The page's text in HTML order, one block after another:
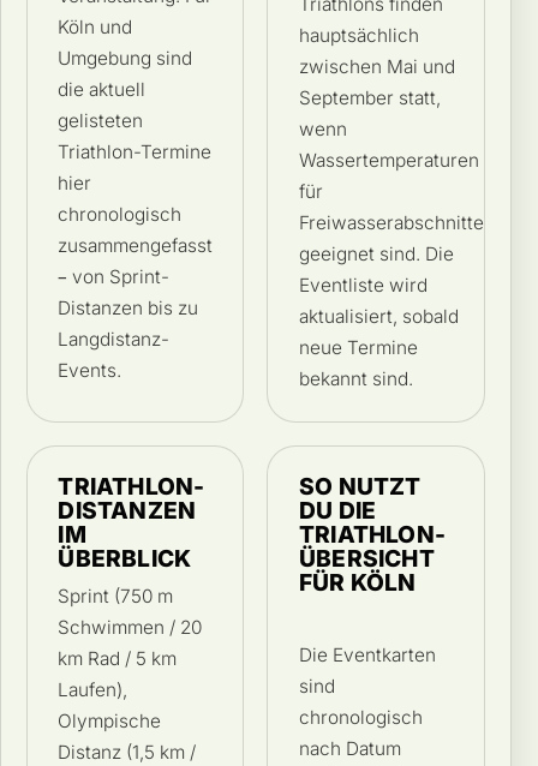
Köln und
Umgebung sind
die aktuell
gelisteten
Triathlon-Termine
hier
chronologisch
zusammengefasst
– von Sprint-
Distanzen bis zu
Langdistanz-
Events.
hauptsächlich
zwischen Mai und
September statt,
wenn
Wassertemperaturen
für
Freiwasserabschnitte
geeignet sind. Die
Eventliste wird
aktualisiert, sobald
neue Termine
bekannt sind.
TRIATHLON-
DISTANZEN
IM
ÜBERBLICK
Sprint (750 m
Schwimmen / 20
km Rad / 5 km
Laufen),
Olympische
Distanz (1,5 km /
SO NUTZT
DU DIE
TRIATHLON-
ÜBERSICHT
FÜR KÖLN
Die Eventkarten
sind
chronologisch
nach Datum